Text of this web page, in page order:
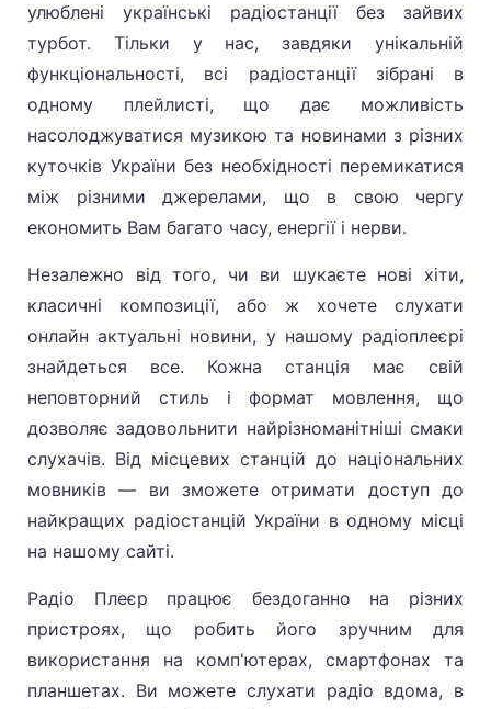
улюблені українські радіостанції без зайвих
турбот. Тільки у нас, завдяки унікальній
функціональності, всі радіостанції зібрані в
одному плейлисті, що дає можливість
насолоджуватися музикою та новинами з різних
куточків України без необхідності перемикатися
між різними джерелами, що в свою чергу
економить Вам багато часу, енергії і нерви.
Незалежно від того, чи ви шукаєте нові хіти,
класичні композиції, або ж хочете слухати
онлайн актуальні новини, у нашому радіоплеєрі
знайдеться все. Кожна станція має свій
неповторний стиль і формат мовлення, що
дозволяє задовольнити найрізноманітніші смаки
слухачів. Від місцевих станцій до національних
мовників — ви зможете отримати доступ до
найкращих радіостанцій України в одному місці
на нашому сайті.
Радіо Плеєр працює бездоганно на різних
пристроях, що робить його зручним для
використання на комп'ютерах, смартфонах та
планшетах. Ви можете слухати радіо вдома, в